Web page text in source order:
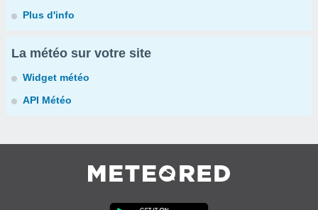
Plus d'info
La météo sur votre site
Widget météo
API Météo